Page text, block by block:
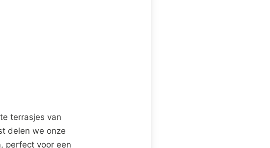
terrasjes van
delen we onze
perfect voor een